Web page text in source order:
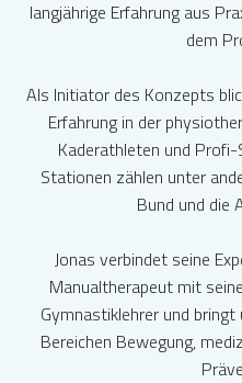
langjährige Erfahrung aus
dem
Als Initiator des Konzepts
Erfahrung in der
Kaderathleten und
Stationen zählen unter
Bund und die
Jonas verbindet seine
Manualtherapeut mit
Gymnastiklehrer und
Bereichen Bewegung,